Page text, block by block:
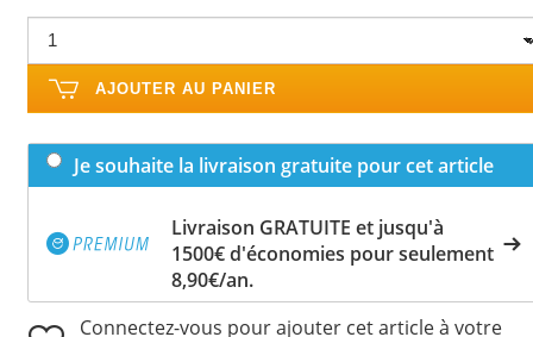
AJOUTER AU PANIER
Je souhaite la livraison gratuite pour cet article
Livraison GRATUITE et jusqu'à
1500€ d'économies pour seulement
8,90€/an.
Connectez-vous pour ajouter cet article à votre